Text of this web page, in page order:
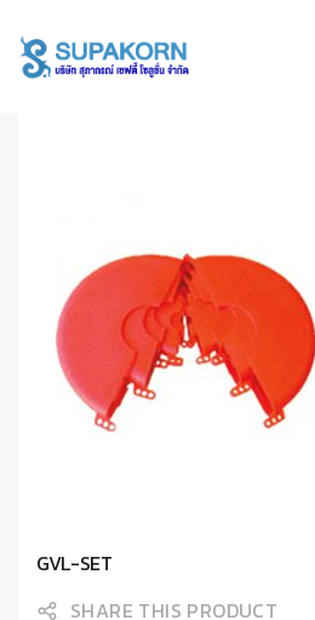
GVL-SET
SHARE THIS PRODUCT